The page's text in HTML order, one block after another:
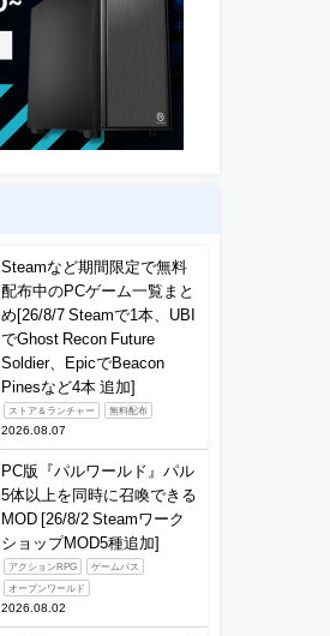
Steamなど期間限定で無料
配布中のPCゲーム一覧まと
め[26/8/7 Steamで1本、UBI
でGhost Recon Future
Soldier、EpicでBeacon
Pinesなど4本 追加]
ストア＆ランチャー 無料配布
2026.08.07
PC版『パルワールド』パル
5体以上を同時に召喚できる
MOD [26/8/2 Steamワーク
ショップMOD5種追加]
アクションRPG ゲームパス
オープンワールド
2026.08.02